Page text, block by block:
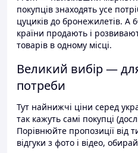
покупців знаходять усе
цуциків до бронежилетів. А
країни продають і
товарів в одному місці.
Великий вибір —
потреби
Тут найнижчі ціни серед
так кажуть самі покупці
Порівнюйте пропозиції від
відгуки з фото і відео,